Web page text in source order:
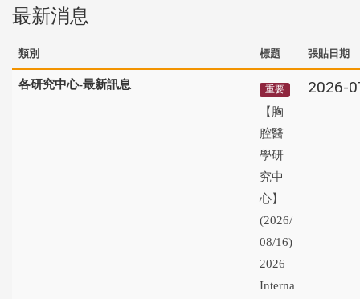
最新消息
類別 標題 張貼日期
各研究中心-最新訊息 重要
【胸
腔醫
學研
究中
心】
(2026/
08/16)
2026
Interna
2026-